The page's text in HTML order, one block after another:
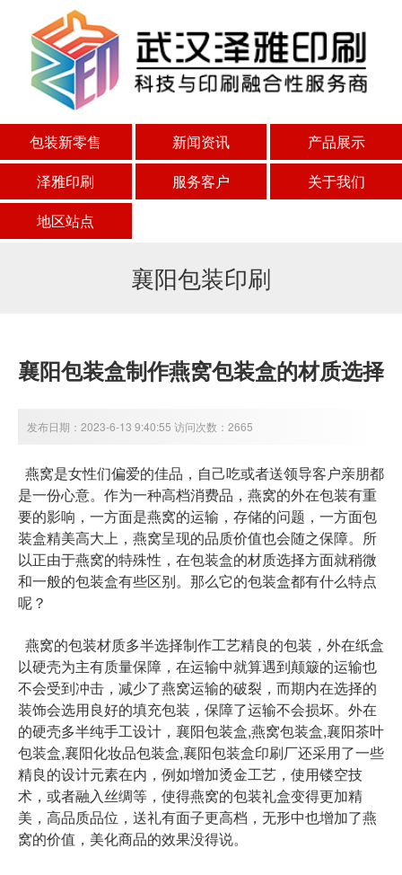
包装新零售 新闻资讯
产品展示
泽雅印刷
服务客户
关于我们
地区站点
襄阳包装印刷
襄阳包装盒制作燕窝包装盒的材质选择
发布日期：2023-6-13 9:40:55 访问次数：2665
燕窝是女性们偏爱的佳品，自己吃或者送领导客户亲朋都
是一份心意。作为一种高档消费品，燕窝的外在包装有重
要的影响，一方面是燕窝的运输，存储的问题，一方面包
装盒精美高大上，燕窝呈现的品质价值也会随之保障。所
以正由于燕窝的特殊性，在包装盒的材质选择方面就稍微
和一般的包装盒有些区别。那么它的包装盒都有什么特点
呢？
燕窝的包装材质多半选择制作工艺精良的包装，外在纸盒
以硬壳为主有质量保障，在运输中就算遇到颠簸的运输也
不会受到冲击，减少了燕窝运输的破裂，而期内在选择的
装饰会选用良好的填充包装，保障了运输不会损坏。外在
的硬壳多半纯手工设计， 襄阳包装盒,燕窝包装盒,襄阳茶叶
包装盒,襄阳化妆品包装盒,襄阳包装盒印刷厂还采用了一些
精良的设计元素在内，例如增加烫金工艺，使用镂空技
术，或者融入丝绸等，使得燕窝的包装礼盒变得更加精
美，高品质品位，送礼有面子更高档，无形中也增加了燕
窝的价值，美化商品的效果没得说。